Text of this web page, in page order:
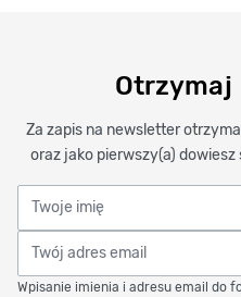
Otrzymaj
Za zapis na newsletter
oraz jako pierwszy(a)
Twoje imię
Twój adres email
Wpisanie imienia i adresu email do